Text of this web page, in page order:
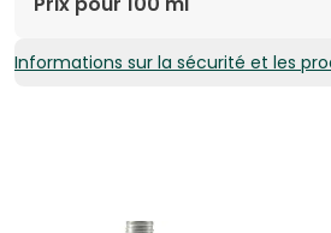
31,24€ / 100 ml
Informations sur la sécurité et les